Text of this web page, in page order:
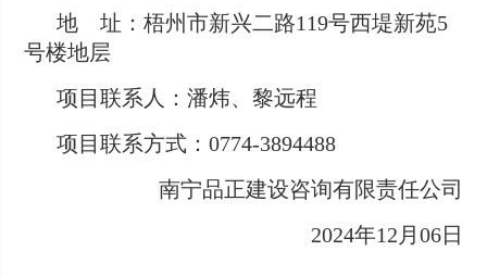
地 址：梧州市新兴二路119号西堤新苑5
号楼地层
项目联系人：潘炜、黎远程
项目联系方式：0774-3894488
南宁品正建设咨询有限责任公司
2024年12月06日